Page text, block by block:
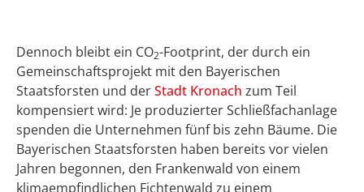
Dennoch bleibt ein CO2-Footprint, der durch ein
Gemeinschaftsprojekt mit den Bayerischen
Staatsforsten und derStadt Kronach zum Teil
kompensiert wird: Je produzierter Schließfachanlage
spenden die Unternehmen fünf bis zehn Bäume. Die
Bayerischen Staatsforsten haben bereits vor vielen
Jahren begonnen, den Frankenwald von einem
klimaempfindlichen Fichtenwald zu einem